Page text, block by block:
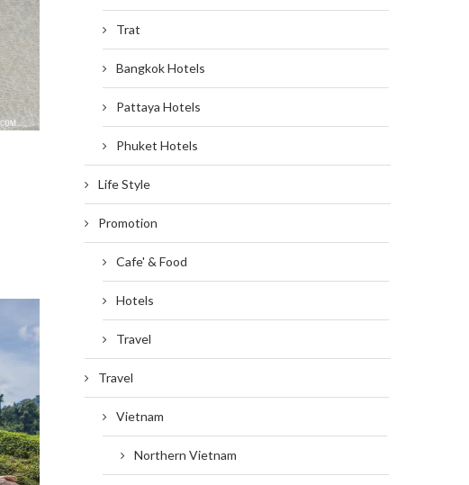
Trat
Bangkok Hotels
Pattaya Hotels
Phuket Hotels
Life Style
Promotion
Cafe' & Food
Hotels
Travel
Travel
Vietnam
Northern Vietnam